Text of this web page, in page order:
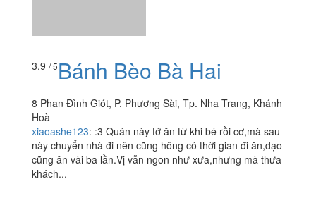
3.9 / 5Bánh Bèo Bà Hai
8 Phan Đình Giót, P. Phương Sài, Tp. Nha Trang, Khánh
Hoà
xiaoashe123: :3 Quán này tớ ăn từ khi bé rồi cơ,mà sau
này chuyển nhà đi nên cũng hông có thời gian đi ăn,dạo
cũng ăn vài ba lần.Vị vẫn ngon như xưa,nhưng mà thưa
khách...